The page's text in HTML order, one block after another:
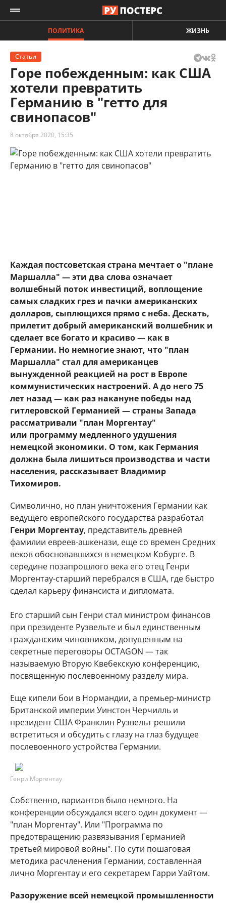
ПОЛИТИКА ЖИЗНЬ
Статьи
Горе побежденным: как США
хотели превратить
Германию в "гетто для
свинопасов"
8 октября 2020, 15:35
Каждая постсоветская страна мечтает о "плане
Маршалла" — эти два слова означает
волшебный поток инвестиций, воплощение
самых сладких грез и пачки американских
долларов, сыплющихся прямо с неба. Дескать,
прилетит добрый американский волшебник и
сделает все богато и красиво — как в
Германии. Но немногие знают, что "план
Маршалла" стал для американцев
вынужденной реакцией на рост в Европе
коммунистических настроений. А до него 75
лет назад — как раз накануне победы над
гитлеровской Германией — страны Запада
рассматривали "план Моргентау"
или программу медленного удушения
немецкой экономики. О том, как Германия
должна была лишиться производства и части
населения, рассказывает Владимир
Тихомиров.
Символично, но план уничтожения Германии как
ведущего европейского государства разработал
Генри Моргентау, представитель древней
фамилии евреев-ашкенази, еще со времен Средних
веков обосновавшихся в немецком Кобурге. В
середине позапрошлого века его отец Генри
Моргентау-старший перебрался в США, где быстро
сделал карьеру финансиста и дипломата.
Его старший сын Генри стал министром финансов
при президенте Рузвельте и был единственным
гражданским чиновником, допущенным на
секретные переговоры OCTAGON — так
называемую Вторую Квебекскую конференцию,
посвященную послевоенному разделу мира.
Еще кипели бои в Нормандии, а премьер-министр
Британской империи Уинстон Черчилль и
президент США Франклин Рузвельт решили
встретиться и обсудить с глазу на глаз будущее
послевоенного устройства Германии.
Генри Моргентау
Собственно, вариантов было немного. На
конференции обсуждался всего один документ —
"план Моргентау". Или "Программа по
предотвращению развязывания Германией
третьей мировой войны". По сути пошаговая
методика расчленения Германии, составленная
лично Моргентау и его секретарем Гарри Уайтом.
Разоружение всей немецкой промышленности